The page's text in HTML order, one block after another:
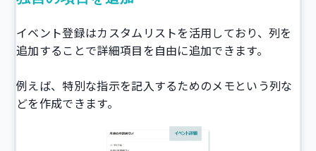
イベント登録はカスタムリストを活用しており、列を
追加することで詳細項目を自由に追加できます。
例えば、特別な指示を記入するためのメモという列な
どを作成できます。